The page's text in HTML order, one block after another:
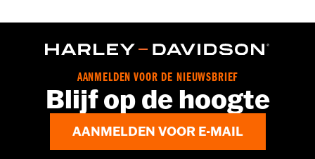
Collectie:Realtree x Harley-Davidson
d.com/warrantyvoor meer informatie
Geïmporteerd
AANMELDEN VOOR DE NIEUWSBRIEF
Blijf op de hoogte
AANMELDEN VOOR E-MAIL